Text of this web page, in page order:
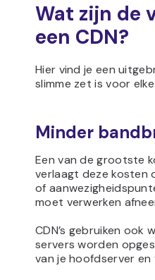
Wat zijn de
een CDN?
Hier vind je een
slimme zet is voor
Minder
Een van de grootste
verlaagt deze kosten
of
moet verwerken
CDN’s gebruiken
servers worden
van je hoofdserver